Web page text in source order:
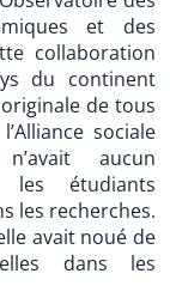
et des
collaboration
du continent
de tous
sociale
aucun
étudiants
les recherches.
avait noué de
dans les